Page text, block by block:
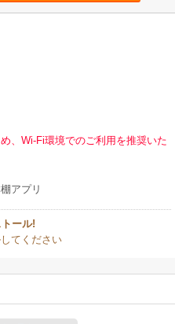
、Wi-Fi環境でのご利用を推奨いた
アプリ
ール!
てください